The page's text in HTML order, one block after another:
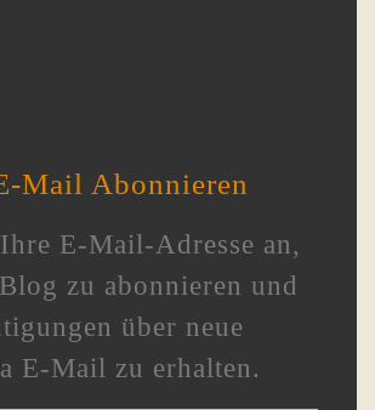
Mail Abonnieren
E-Mail-Adresse an,
zu abonnieren und
über neue
E-Mail zu erhalten.